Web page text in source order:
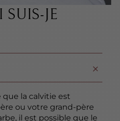
JE
la calvitie est
ou votre grand-père
il est possible que le